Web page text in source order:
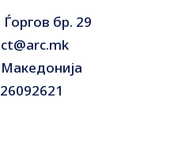
бр. 29
Македонија